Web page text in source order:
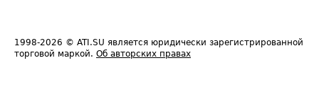
1998-2026 © ATI.SU является юридически зарегистрированной
торговой маркой. Об авторских правах